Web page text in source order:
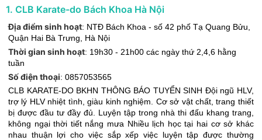
1. CLB Karate-do Bách Khoa Hà Nội
Địa điểm sinh hoạt: NTĐ Bách Khoa - số 42 phố Tạ Quang Bửu
Quận Hai Bà Trưng
Hà Nội
Thời gian sinh hoạt: 19h30 - 21h00 các ngày thứ 2,4,6 hằng
tuần
Số điện thoại: 0857053565
CLB KARATE-DO BKHN THÔNG BÁO TUYỂN SINH Đội ngũ HLV,
trợ lý HLV nhiệt tình, giàu kinh nghiệm. Cơ sở vật chất, trang thiết
bị được đầu tư đầy đủ. Luyện tập trong nhà thi đấu khang trang,
không ngại thời tiết nắng mưa Nhiều lịch học tại hai cơ sở khác
nhau thuận lợi cho việc sắp xếp việc luyện tập được thường